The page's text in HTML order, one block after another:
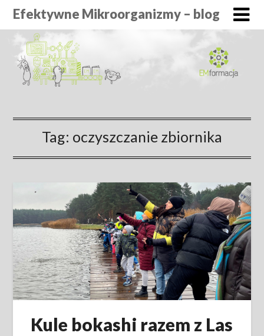
Efektywne Mikroorganizmy – blog
Tag: oczyszczanie zbiornika
Kule bokashi razem z Las